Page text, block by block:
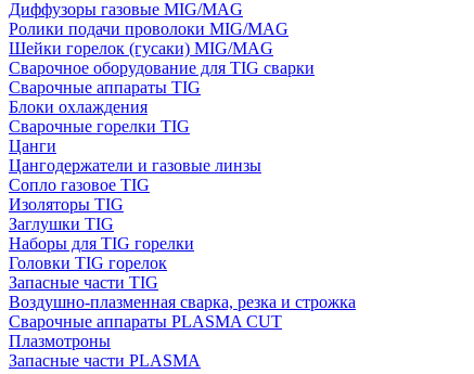
Диффузоры газовые MIG/MAG
Ролики подачи проволоки MIG/MAG
Шейки горелок (гусаки) MIG/MAG
Сварочное оборудование для TIG сварки
Сварочные аппараты TIG
Блоки охлаждения
Сварочные горелки TIG
Цанги
Цангодержатели и газовые линзы
Сопло газовое TIG
Изоляторы TIG
Заглушки TIG
Наборы для TIG горелки
Головки TIG горелок
Запасные части TIG
Воздушно-плазменная сварка, резка и строжка
Сварочные аппараты PLASMA CUT
Плазмотроны
Запасные части PLASMA